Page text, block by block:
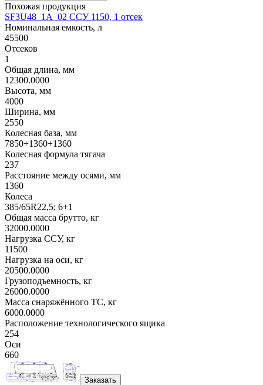
Похожая продукция
SF3U48_1A_02 ССУ 1150, 1 отсек
Номинальная емкость, л
45500
Отсеков
1
Общая длина, мм
12300.0000
Высота, мм
4000
Ширина, мм
2550
Колесная база, мм
7850+1360+1360
Колесная формула тягача
237
Расстояние между осями, мм
1360
Колеса
385/65R22,5; 6+1
Общая масса брутто, кг
32000.0000
Нагрузка ССУ, кг
11500
Нагрузка на оси, кг
20500.0000
Грузоподъемность, кг
26000.0000
Масса снаряжённого ТС, кг
6000.0000
Расположение технологического ящика
254
Оси
660
Заказать